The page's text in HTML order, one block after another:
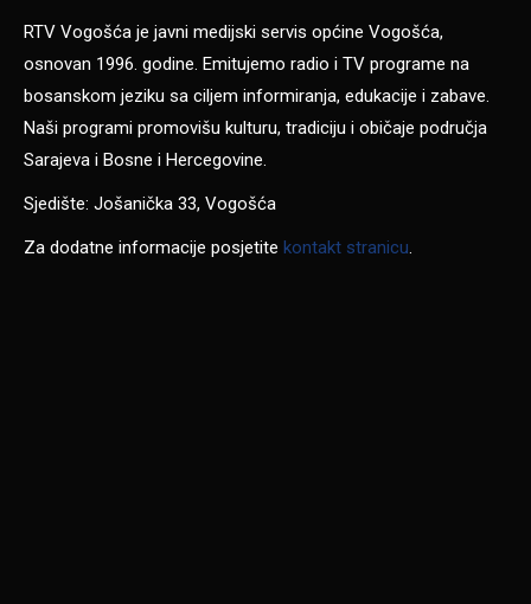
RTV Vogošća je javni medijski servis općine Vogošća,
osnovan 1996. godine. Emitujemo radio i TV programe na
bosanskom jeziku sa ciljem informiranja, edukacije i zabave.
Naši programi promovišu kulturu, tradiciju i običaje područja
Sarajeva i Bosne i Hercegovine.
Sjedište: Jošanička 33, Vogošća
Za dodatne informacije posjetite kontakt stranicu